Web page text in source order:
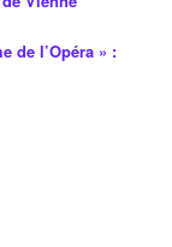
de l’Opéra » :